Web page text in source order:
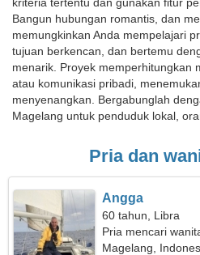
Bangun hubungan romantis, dan
memungkinkan Anda mempelajari
tujuan berkencan, dan bertemu
menarik. Proyek memperhitungkan
atau komunikasi pribadi,
menyenangkan. Bergabunglah
Magelang untuk penduduk lokal,
Pria dan
Angga
60 tahun, Libra
Pria mencari
Magelang,